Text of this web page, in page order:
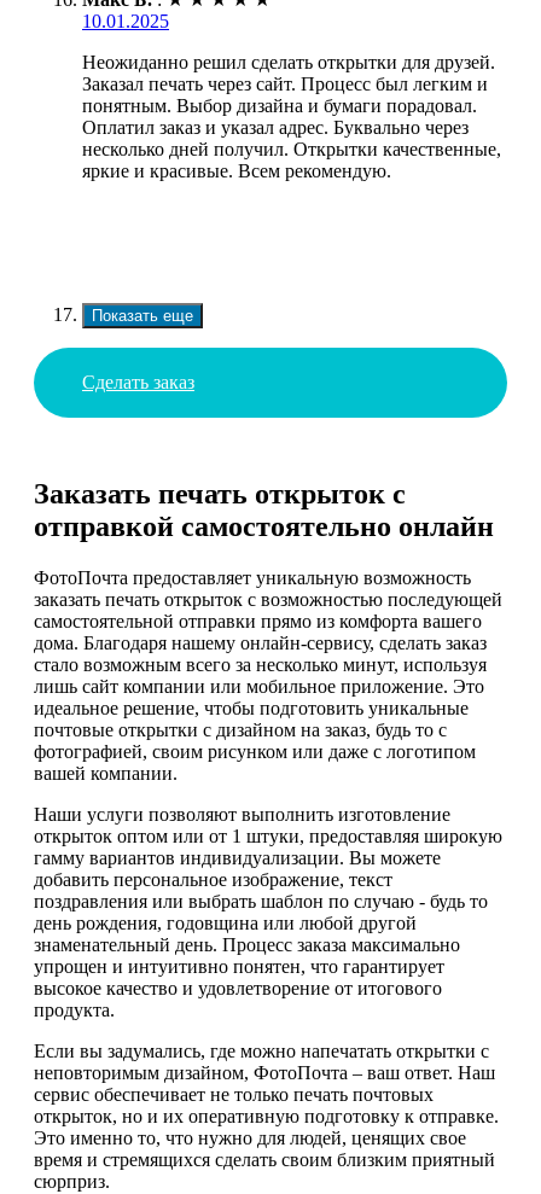
10.01.2025
Неожиданно решил сделать открытки для друзей.
Заказал печать через сайт. Процесс был легким и
понятным. Выбор дизайна и бумаги порадовал.
Оплатил заказ и указал адрес. Буквально через
несколько дней получил. Открытки качественные,
яркие и красивые. Всем рекомендую.
Показать еще
Сделать заказ
Заказать печать открыток с
отправкой самостоятельно онлайн
ФотоПочта предоставляет уникальную возможность
заказать печать открыток с возможностью последующей
самостоятельной отправки прямо из комфорта вашего
дома. Благодаря нашему онлайн-сервису, сделать заказ
стало возможным всего за несколько минут, используя
лишь сайт компании или мобильное приложение. Это
идеальное решение, чтобы подготовить уникальные
почтовые открытки с дизайном на заказ, будь то с
фотографией, своим рисунком или даже с логотипом
вашей компании.
Наши услуги позволяют выполнить изготовление
открыток оптом или от 1 штуки, предоставляя широкую
гамму вариантов индивидуализации. Вы можете
добавить персональное изображение, текст
поздравления или выбрать шаблон по случаю - будь то
день рождения, годовщина или любой другой
знаменательный день. Процесс заказа максимально
упрощен и интуитивно понятен, что гарантирует
высокое качество и удовлетворение от итогового
продукта.
Если вы задумались, где можно напечатать открытки с
неповторимым дизайном, ФотоПочта – ваш ответ. Наш
сервис обеспечивает не только печать почтовых
открыток, но и их оперативную подготовку к отправке.
Это именно то, что нужно для людей, ценящих свое
время и стремящихся сделать своим близким приятный
сюрприз.